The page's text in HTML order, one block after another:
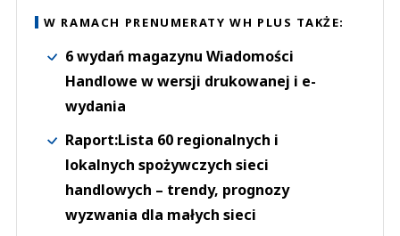
W RAMACH PRENUMERATY WH PLUS TAKŻE:
6 wydań magazynu Wiadomości
Handlowe w wersji drukowanej i e-
wydania
Raport:Lista 60 regionalnych i
lokalnych spożywczych sieci
handlowych – trendy, prognozy
wyzwania dla małych sieci